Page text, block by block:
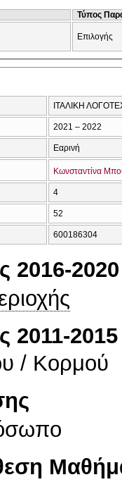
Τύπος
Επιλογής
ΙΤΑΛΙΚΗ
2021 – 2022
Εαρινή
Κωνσταντίνα
4
52
600186304
2016-2020
2011-2015
/ Κορμού